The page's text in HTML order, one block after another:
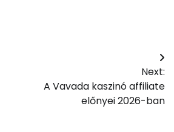
Next:
A Vavada kaszinó affiliate
előnyei 2026-ban